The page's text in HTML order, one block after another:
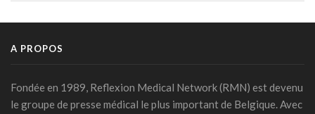
Prévenir le déclin cognitif commence dès l’enfance: le rôle
17 mars 2026 - 16:21
prévenir la rechute tabagique
11 mars 2026 - 10:23
A PROPOS
Fondée en 1989, Reflexion Medical Network (RMN) est devenu
le groupe de presse médical le plus important de Belgique. Avec